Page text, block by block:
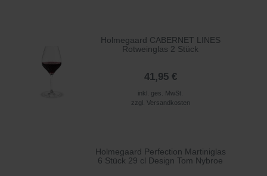
Holmegaard CABERNET LINES
Rotweinglas 2 Stück
41,95 €
inkl. ges. MwSt.
zzgl. Versandkosten
Holmegaard Perfection Martiniglas
6 Stück 29 cl Design Tom Nybroe